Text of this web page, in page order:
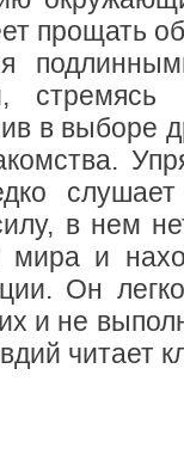
прощать
в выборе
в нем
мира и
Он
и не
читает